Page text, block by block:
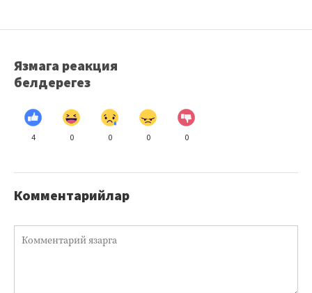
Язмага реакция
белдерегез
4 0 0 0 0
Комментарийлар